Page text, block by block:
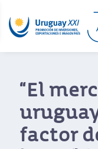
“El
factor